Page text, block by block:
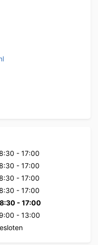
- 17:00
- 17:00
- 17:00
- 17:00
- 17:00
- 13:00